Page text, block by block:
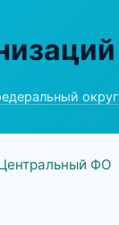
округ
ФО